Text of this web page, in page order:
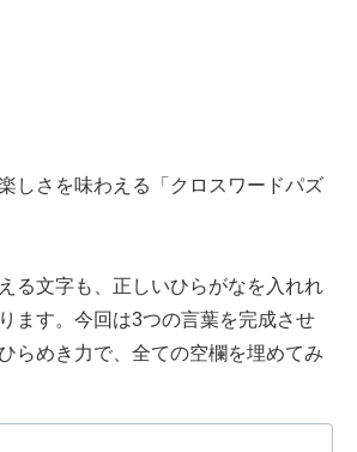
しさを味わえる「クロスワードパズ
る文字も、正しいひらがなを入れれ
ます。今回は3つの言葉を完成させ
らめき力で、全ての空欄を埋めてみ